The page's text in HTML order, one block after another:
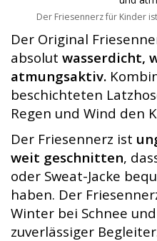
Der Friesennerz für Kinder
Der Original
absolut wasserdicht,
atmungsaktiv.
beschichteten
Regen und Wind den
Der Friesennerz ist
weit geschnitten,
oder Sweat-Jacke
haben. Der
Winter bei Schnee
zuverlässiger